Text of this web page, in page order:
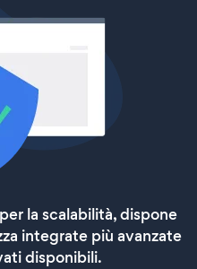
la scalabilità, dispone
integrate più avanzate
disponibili.